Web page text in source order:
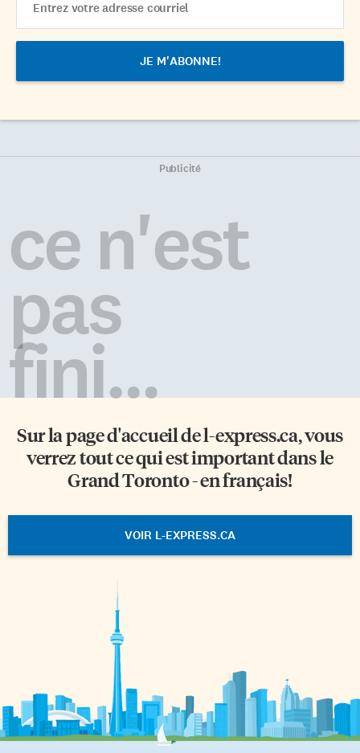
Address
Publicité
ce n'est
pas
fini...
Sur la page d'accueil del-express.ca, vous
verrez tout ce qui est important dans le
Grand Toronto - en français!
VOIR L-EXPRESS.CA